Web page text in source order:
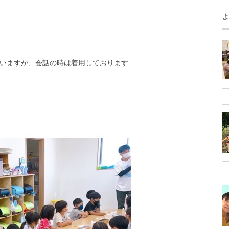
ますが、会話の時は着用しております